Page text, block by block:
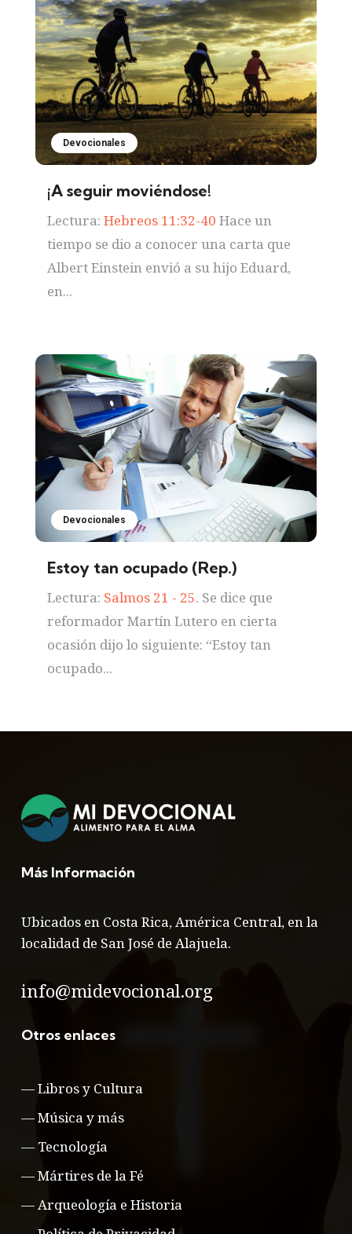
Devocionales
¡A seguir moviéndose!
Lectura: Hebreos 11:32-40 Hace un
tiempo se dio a conocer una carta que
Albert Einstein envió a su hijo Eduard,
en...
Devocionales
Estoy tan ocupado (Rep.)
Lectura: Salmos 21 - 25. Se dice que
reformador Martín Lutero en cierta
ocasión dijo lo siguiente: “Estoy tan
ocupado...
Más Información
Ubicados en Costa Rica, América Central, en la
localidad de San José de Alajuela.
info@midevocional.org
Otros enlaces
—Libros y Cultura
—Música y más
— Tecnología
—Mártires de la Fé
— Arqueología e Historia